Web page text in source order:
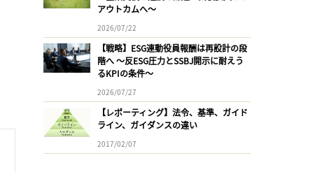
アウトカムへ〜
2026/07/22
【戦略】ESG連動役員報酬は再設計の段
階へ 〜反ESG圧力とSSBJ開示に耐えう
るKPIの条件〜
2026/07/27
【レポーティング】法令、基準、ガイド
ライン、ガイダンスの違い
2017/02/07